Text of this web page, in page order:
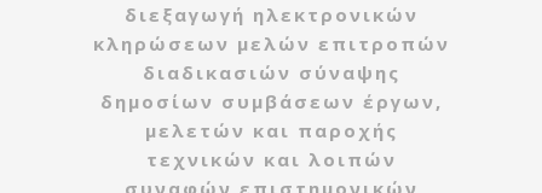
διεξαγωγή ηλεκτρονικών
κληρώσεων μελών επιτροπών
διαδικασιών σύναψης
δημοσίων συμβάσεων έργων,
μελετών και παροχής
τεχνικών και λοιπών
συναφών επιστημονικών